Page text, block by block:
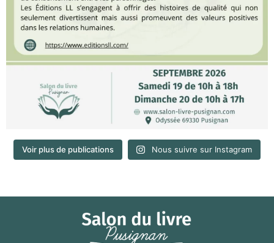
Voir plus de publications Nous suivre sur Instagram